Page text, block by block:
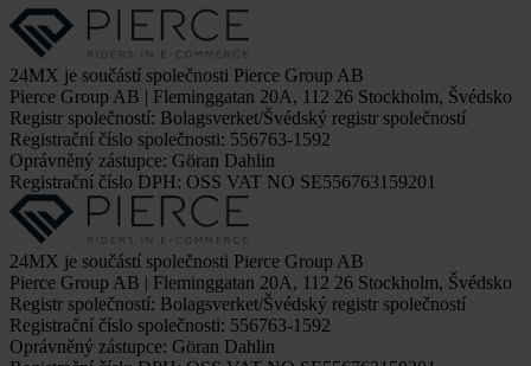
24MX je součástí společnosti Pierce Group AB
Pierce Group AB | Fleminggatan 20A, 112 26 Stockholm, Švédsko
Registr společností: Bolagsverket/Švédský registr společností
Registrační číslo společnosti: 556763-1592
Oprávněný zástupce: Göran Dahlin
Registrační číslo DPH: OSS VAT NO SE556763159201
24MX je součástí společnosti Pierce Group AB
Pierce Group AB | Fleminggatan 20A, 112 26 Stockholm, Švédsko
Registr společností: Bolagsverket/Švédský registr společností
Registrační číslo společnosti: 556763-1592
Oprávněný zástupce: Göran Dahlin